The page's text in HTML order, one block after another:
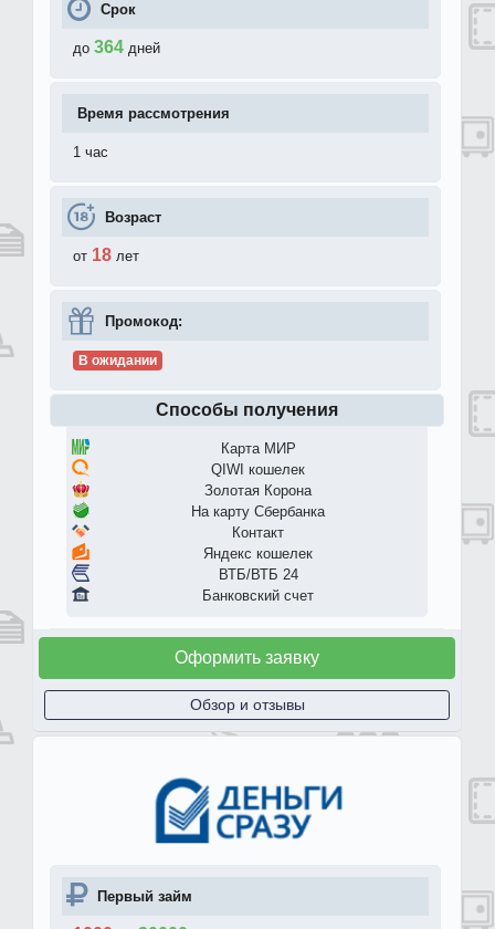
Срок
до 364 дней
Время рассмотрения
1 час
Возраст
от 18 лет
Промокод:
В ожидании
Способы получения
Карта МИР
QIWI кошелек
Золотая Корона
На карту Сбербанка
Контакт
Яндекс кошелек
ВТБ/ВТБ 24
Банковский счет
Оформить заявку
Обзор и отзывы
Первый займ